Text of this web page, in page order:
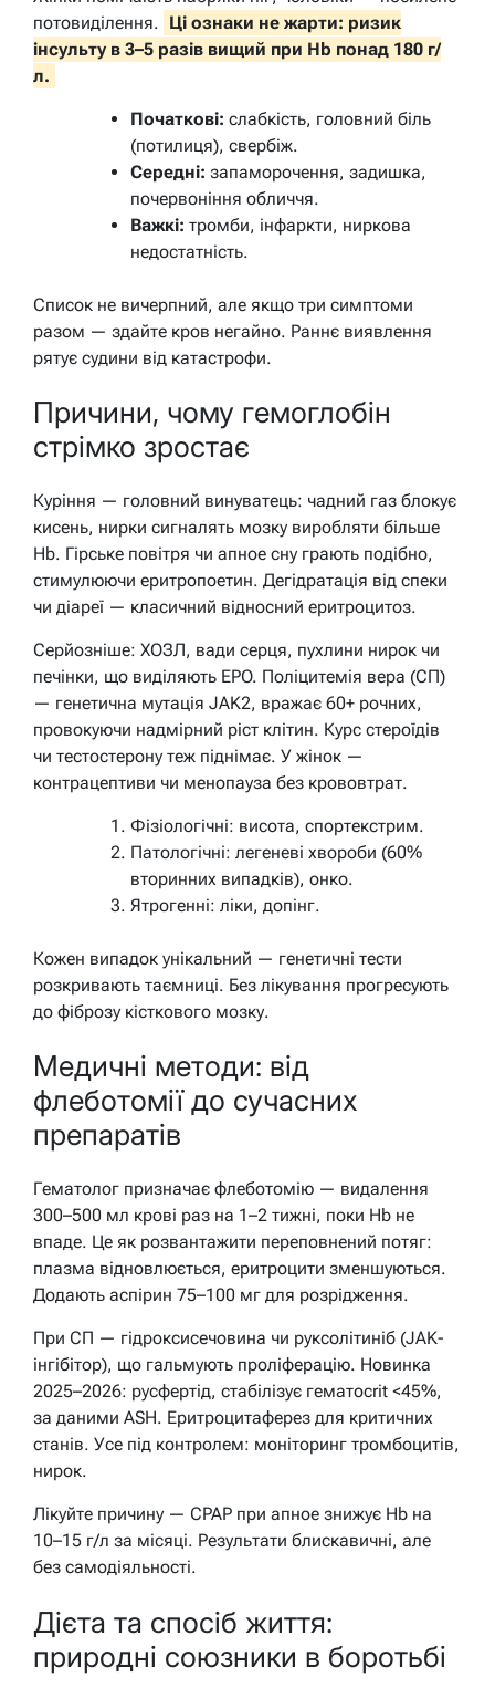
потовиділення.
Ці ознаки не жарти: ризик
інсульту в 3–5 разів вищий при Hb понад 180 г/
л.
Початкові: слабкість, головний біль
(потилиця), свербіж.
Середні: запаморочення, задишка,
почервоніння обличчя.
Важкі: тромби, інфаркти, ниркова
недостатність.
Список не вичерпний, але якщо три симптоми
разом — здайте кров негайно. Раннє виявлення
рятує судини від катастрофи.
Причини, чому гемоглобін
стрімко зростає
Куріння — головний винуватець: чадний газ блокує
кисень, нирки сигналять мозку виробляти більше
Hb. Гірське повітря чи апное сну грають подібно,
стимулюючи еритропоетин. Дегідратація від спеки
чи діареї — класичний відносний еритроцитоз.
Серйозніше: ХОЗЛ, вади серця, пухлини нирок чи
печінки, що виділяють EPO. Поліцитемія вера (СП)
— генетична мутація JAK2, вражає 60+ рочних,
провокуючи надмірний ріст клітин. Курс стероїдів
чи тестостерону теж піднімає. У жінок —
контрацептиви чи менопауза без крововтрат.
Фізіологічні: висота, спортекстрим.
Патологічні: легеневі хвороби (60%
вторинних випадків), онко.
Ятрогенні: ліки, допінг.
Кожен випадок унікальний — генетичні тести
розкривають таємниці. Без лікування прогресують
до фіброзу кісткового мозку.
Медичні методи: від
флеботомії до сучасних
препаратів
Гематолог призначає флеботомію — видалення
300–500 мл крові раз на 1–2 тижні, поки Hb не
впаде. Це як розвантажити переповнений потяг:
плазма відновлюється, еритроцити зменшуються.
Додають аспірин 75–100 мг для розрідження.
При СП — гідроксисечовина чи руксолітиніб (JAK-
інгібітор), що гальмують проліферацію. Новинка
2025–2026: русфертід, стабілізує гематocrit <45%,
за даними ASH. Еритроцитаферез для критичних
станів. Усе під контролем: моніторинг тромбоцитів,
нирок.
Лікуйте причину — CPAP при апное знижує Hb на
10–15 г/л за місяці. Результати блискавичні, але
без самодіяльності.
Дієта та спосіб життя:
природні союзники в боротьбі